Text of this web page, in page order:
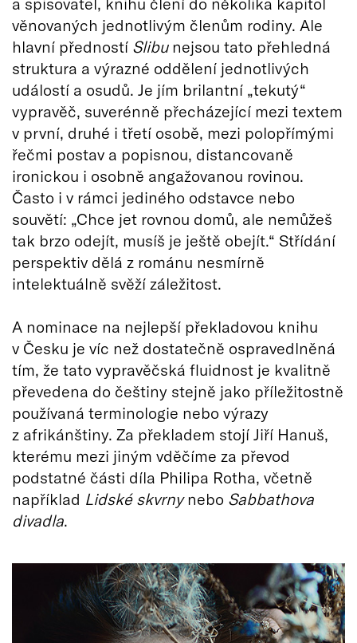
věnovaných jednotlivým členům rodiny. Ale
hlavní předností Slibunejsou tato přehledná
struktura a výrazné oddělení jednotlivých
událostí a osudů. Je jím brilantní „tekutý“
vypravěč, suverénně přecházející mezi textem
v první, druhé i třetí osobě, mezi polopřímými
řečmi postav a popisnou, distancovaně
ironickou i osobně angažovanou rovinou.
Často i v rámci jediného odstavce nebo
souvětí: „Chce jet rovnou domů, ale nemůžeš
tak brzo odejít, musíš je ještě obejít.“ Střídání
perspektiv dělá z románu nesmírně
intelektuálně svěží záležitost.
A nominace na nejlepší překladovou knihu
v Česku je víc než dostatečně ospravedlněná
tím, že tato vypravěčská fluidnost je kvalitně
převedena do češtiny stejně jako příležitostně
používaná terminologie nebo výrazy
z afrikánštiny. Za překladem stojí Jiří Hanuš,
kterému mezi jiným vděčíme za převod
podstatné části díla Philipa Rotha, včetně
například Lidské skvrnynebo Sabbathova
divadla.